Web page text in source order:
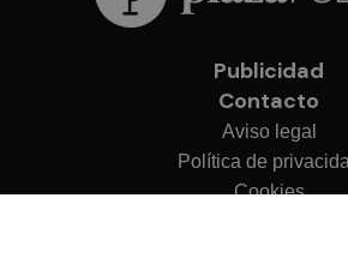
Publicidad
Contacto
Aviso legal
Política de
Cookies